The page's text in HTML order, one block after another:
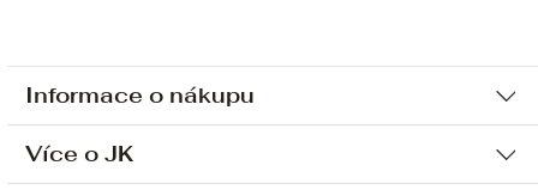
Informace o nákupu
Ochrana osobních údajů
Více o JK